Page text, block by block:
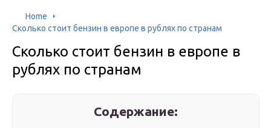
Home
Сколько стоит бензин в европе в рублях по странам
Сколько стоит бензин в европе в
рублях по странам
Содержание: